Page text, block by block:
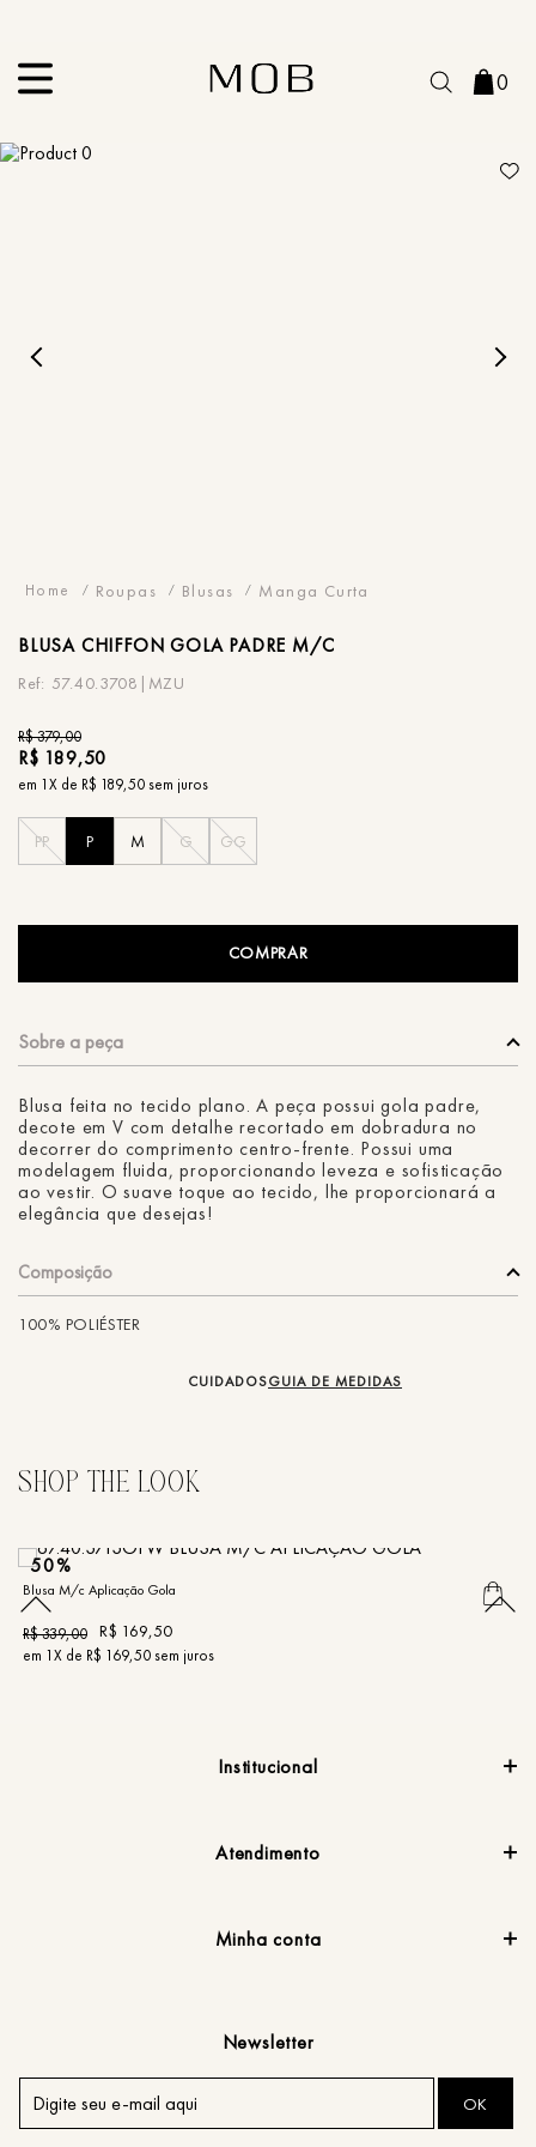
0
Roupas Blusas Manga Curta
BLUSA CHIFFON GOLA PADRE M/C
57.40.3708|MZU
R$379,00
R$ 189,50
em 1X de R$ 189,50sem juros
PP P M G GG
COMPRAR
Blusa feita no tecido plano. A peça possui gola padre,
decote em V com detalhe recortado em dobradura no
decorrer do comprimento centro-frente. Possui uma
modelagem fluida, proporcionando leveza e sofisticação
ao vestir. O suave toque ao tecido, lhe proporcionará a
elegância que desejas!
Composição
100% POLIÉSTER
CUIDADOSGUIA DE MEDIDAS
50%
Blusa M/c Aplicação Gola
R$339,00 R$ 169,50
em 1X de R$ 169,50sem juros
Institucional
Atendimento
Minha conta
Newsletter
OK